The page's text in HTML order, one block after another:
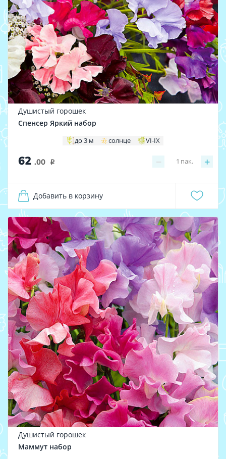
Душистый горошек
Спенсер Яркий набор
до 3 м солнце VI-IX
62 .00 i − +
1 пак.
Добавить в корзину
Душистый горошек
Маммут набор